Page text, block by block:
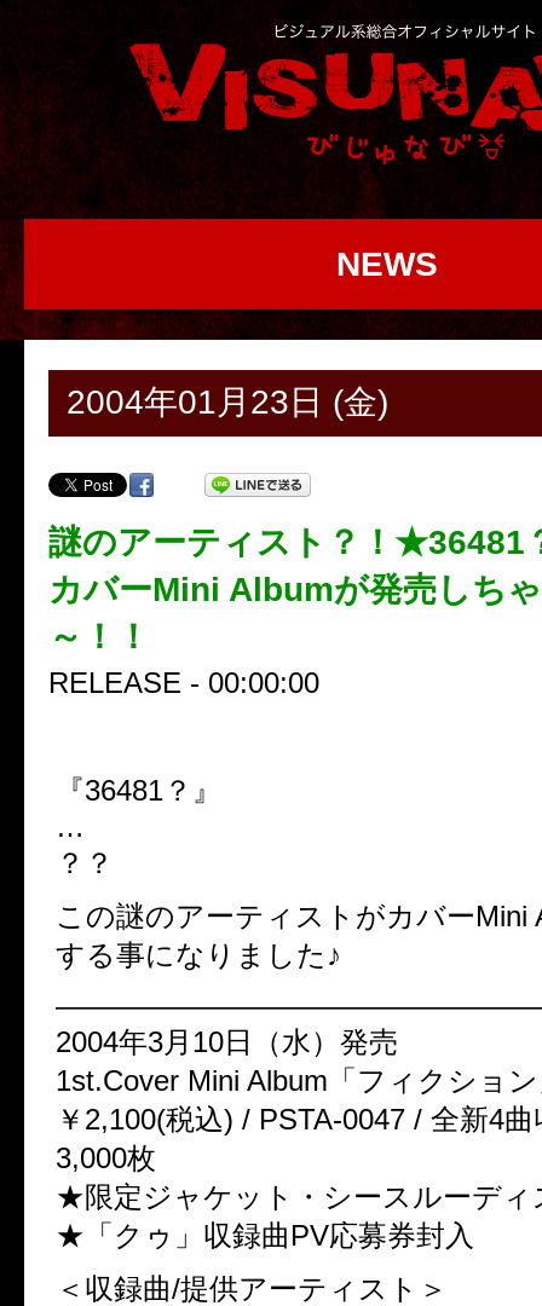
NEWS
2004年01月23日 (金)
謎のアーティスト？！
カバーMini Albumが発売しち
～！！
RELEASE - 00:00:00
『36481？』
…
？？
この謎のアーティストがカバーMini
する事になりました♪
2004年3月10日（水）発売
1st.Cover Mini Album「フィクショ
￥2,100(税込) / PSTA-0047 / 全新4
3,000枚
★限定ジャケット・シースルーディ
★「クゥ」収録曲PV応募券封入
＜収録曲/提供アーティスト＞